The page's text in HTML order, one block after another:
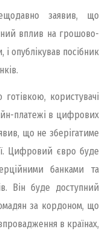
заявив, що
вплив на грошово-
опублікував посібник
користувачі
платежі в цифрових
що не зберігатиме
Цифровий євро буде
банками та
Він буде доступний
за кордоном, що
в країнах,